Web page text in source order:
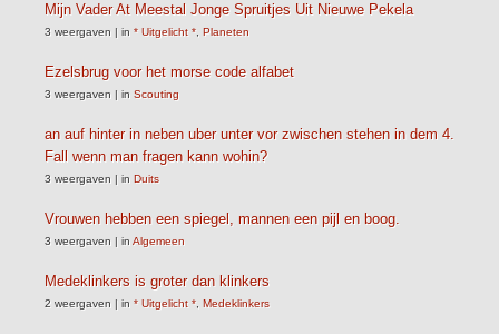
Mijn Vader At Meestal Jonge Spruitjes Uit Nieuwe Pekela
3 weergaven | in * Uitgelicht * Planeten
Ezelsbrug voor het morse code alfabet
3 weergaven | in Scouting
an auf hinter in neben uber unter vor zwischen stehen in dem 4.
Fall wenn man fragen kann wohin?
3 weergaven | in Duits
Vrouwen hebben een spiegel, mannen een pijl en boog.
3 weergaven | in Algemeen
Medeklinkers is groter dan klinkers
2 weergaven | in * Uitgelicht * Medeklinkers